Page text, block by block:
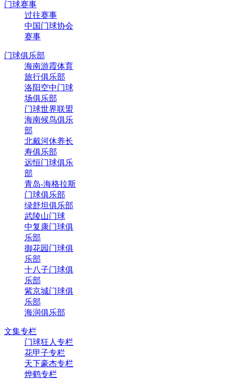
门球赛事
过往赛事
中国门球协会
赛事
门球俱乐部
海南游霞体育
旅行俱乐部
洛阳空中门球
场俱乐部
门球世界联盟
海南候鸟俱乐
部
北戴河休养长
寿俱乐部
远恒门球俱乐
部
青岛-海格拉斯
门球俱乐部
绿舒坦俱乐部
武陵山门球
中复康门球俱
乐部
御花园门球俱
乐部
十八子门球俱
乐部
紫京城门球俱
乐部
海润俱乐部
文集专栏
门球狂人专栏
花甲子专栏
天下豪杰专栏
烨鹤专栏